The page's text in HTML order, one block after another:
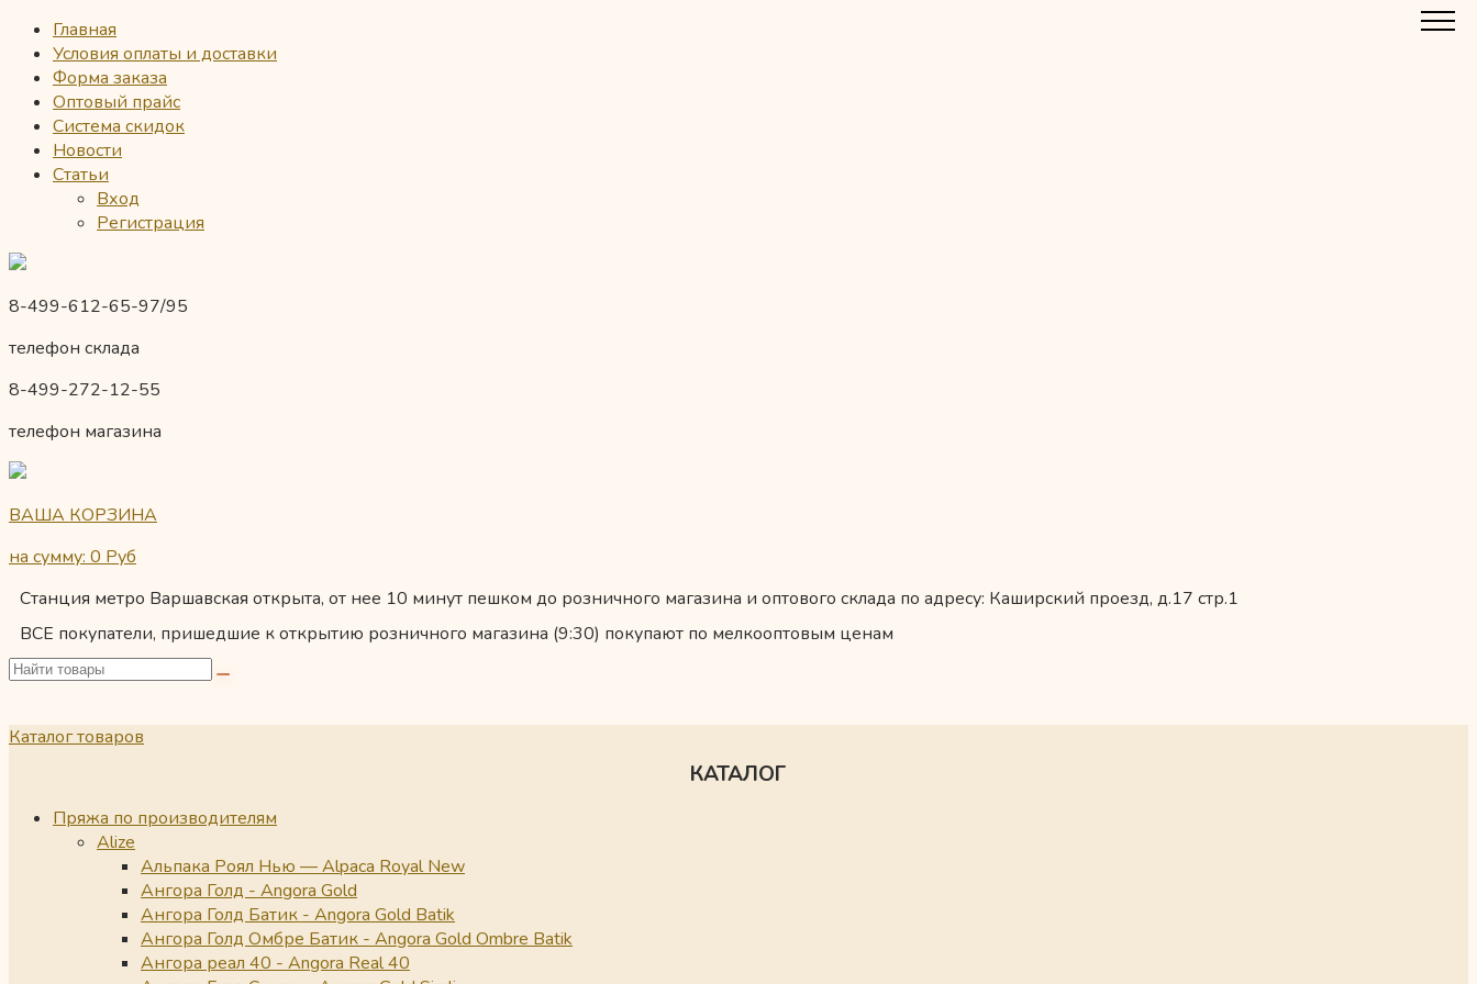
Главная
Условия оплаты и доставки
Форма заказа
Оптовый прайс
Система скидок
Новости
Статьи
Вход
Регистрация
8-499-612-65-97/95
телефон склада
8-499-272-12-55
телефон магазина
ВАША КОРЗИНА
на сумму: 0 Руб
Станция метро Варшавская открыта, от нее 10 минут пешком до розничного магазина и оптового склада по адресу: Каширский проезд, д.17 стр.1
ВСЕ покупатели, пришедшие к открытию розничного магазина (9:30) покупают по мелкооптовым ценам
Каталог товаров
КАТАЛОГ
Пряжа по производителям
Alize
Альпака Роял Нью — Alpaca Royal New
Ангора Голд - Angora Gold
Ангора Голд Батик - Angora Gold Batik
Ангора Голд Омбре Батик - Angora Gold Ombre Batik
Ангора реал 40 - Angora Real 40